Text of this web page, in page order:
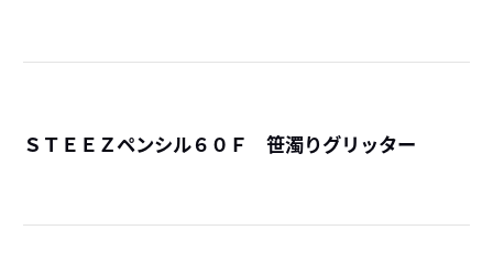
ＳＴＥＥＺペンシル６０Ｆ 笹濁りグリッター